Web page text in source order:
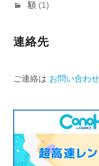
額 (1)
連絡先
ご連絡は お問い合わせ